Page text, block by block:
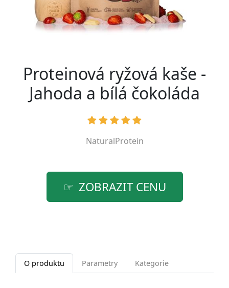
Proteinová ryžová kaše -
Jahoda a bílá čokoláda
NaturalProtein
ZOBRAZIT CENU
O produktu Parametry Kategorie